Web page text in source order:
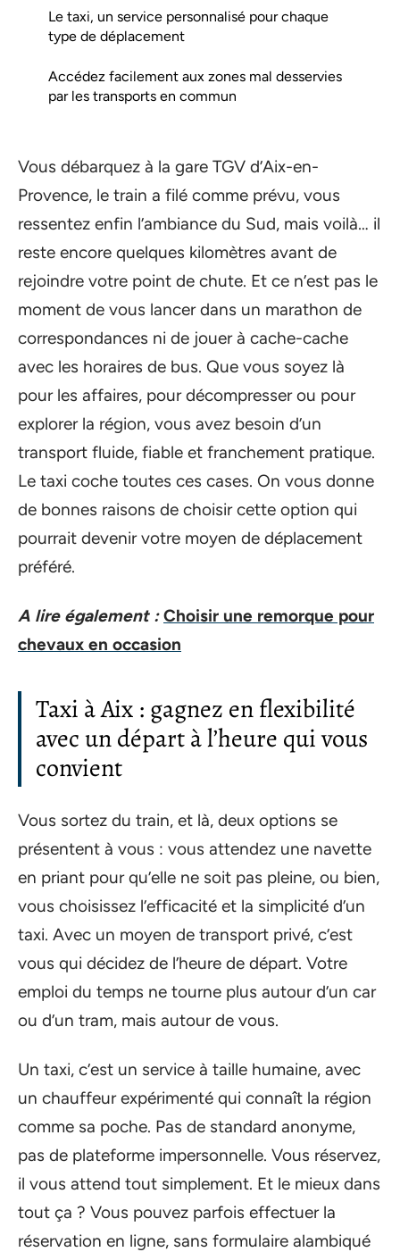
Le taxi, un service personnalisé pour chaque
type de déplacement
Accédez facilement aux zones mal desservies
par les transports en commun
Vous débarquez à la gare TGV d’Aix-en-
Provence, le train a filé comme prévu, vous
ressentez enfin l’ambiance du Sud, mais voilà… il
reste encore quelques kilomètres avant de
rejoindre votre point de chute. Et ce n’est pas le
moment de vous lancer dans un marathon de
correspondances ni de jouer à cache-cache
avec les horaires de bus. Que vous soyez là
pour les affaires, pour décompresser ou pour
explorer la région, vous avez besoin d’un
transport fluide, fiable et franchement pratique.
Le taxi coche toutes ces cases. On vous donne
de bonnes raisons de choisir cette option qui
pourrait devenir votre moyen de déplacement
préféré.
A lire également : Choisir une remorque pour
chevaux en occasion
Taxi à Aix : gagnez en flexibilité
avec un départ à l’heure qui vous
convient
Vous sortez du train, et là, deux options se
présentent à vous : vous attendez une navette
en priant pour qu’elle ne soit pas pleine, ou bien,
vous choisissez l’efficacité et la simplicité d’un
taxi. Avec un moyen de transport privé, c’est
vous qui décidez de l’heure de départ. Votre
emploi du temps ne tourne plus autour d’un car
ou d’un tram, mais autour de vous.
Un taxi, c’est un service à taille humaine, avec
un chauffeur expérimenté qui connaît la région
comme sa poche. Pas de standard anonyme,
pas de plateforme impersonnelle. Vous réservez,
il vous attend tout simplement. Et le mieux dans
tout ça ? Vous pouvez parfois effectuer la
réservation en ligne, sans formulaire alambiqué